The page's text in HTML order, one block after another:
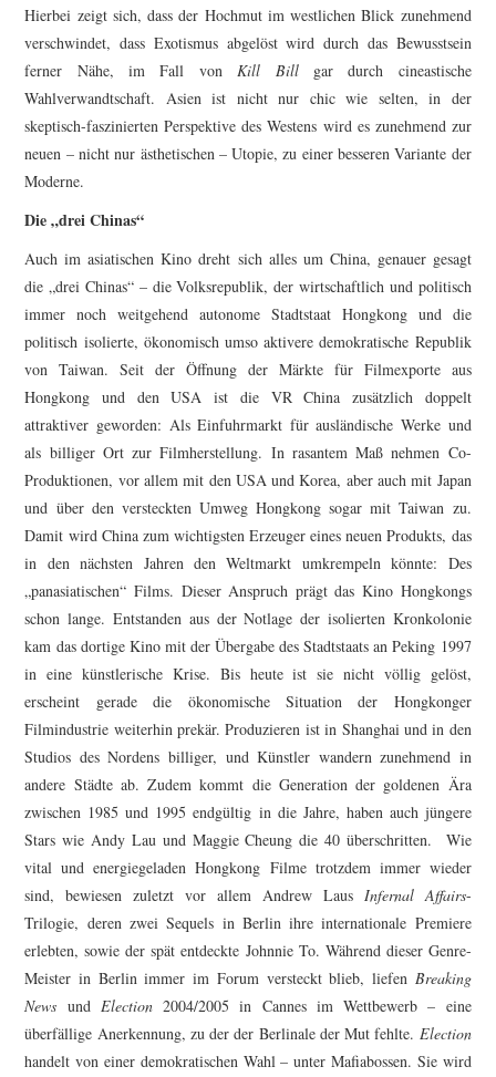
Hierbei zeigt sich, dass der Hochmut im westlichen Blick zunehmend
verschwindet, dass Exotismus abgelöst wird durch das Bewusstsein
ferner Nähe, im Fall vonKill Billgar durch cineastische
Wahlverwandtschaft. Asien ist nicht nur chic wie selten, in der
skeptisch-faszinierten Perspektive des Westens wird es zunehmend zur
neuen – nicht nur ästhetischen – Utopie, zu einer besseren Variante der
Moderne.
Die „drei Chinas“
Auch im asiatischen Kino dreht sich alles um China, genauer gesagt
die „drei Chinas“ – die Volksrepublik, der wirtschaftlich und politisch
immer noch weitgehend autonome Stadtstaat Hongkong und die
politisch isolierte, ökonomisch umso aktivere demokratische Republik
von Taiwan. Seit der Öffnung der Märkte für Filmexporte aus
Hongkong und den USA ist die VR China zusätzlich doppelt
attraktiver geworden: Als Einfuhrmarkt für ausländische Werke und
als billiger Ort zur Filmherstellung. In rasantem Maß nehmen Co-
Produktionen, vor allem mit den USA und Korea, aber auch mit Japan
und über den versteckten Umweg Hongkong sogar mit Taiwan zu.
Damit wird China zum wichtigsten Erzeuger eines neuen Produkts, das
in den nächsten Jahren den Weltmarkt umkrempeln könnte: Des
„panasiatischen“ Films. Dieser Anspruch prägt das Kino Hongkongs
schon lange. Entstanden aus der Notlage der isolierten Kronkolonie
kam das dortige Kino mit der Übergabe des Stadtstaats an Peking 1997
in eine künstlerische Krise. Bis heute ist sie nicht völlig gelöst,
erscheint gerade die ökonomische Situation der Hongkonger
Filmindustrie weiterhin prekär. Produzieren ist in Shanghai und in den
Studios des Nordens billiger, und Künstler wandern zunehmend in
andere Städte ab. Zudem kommt die Generation der goldenen Ära
zwischen 1985 und 1995 endgültig in die Jahre, haben auch jüngere
Stars wie Andy Lau und Maggie Cheung die 40 überschritten. Wie
vital und energiegeladen Hongkong Filme trotzdem immer wieder
sind, bewiesen zuletzt vor allem Andrew Laus Infernal Affairs-
Trilogie, deren zwei Sequels in Berlin ihre internationale Premiere
erlebten, sowie der spät entdeckte Johnnie To. Während dieser Genre-
Meister in Berlin immer im Forum versteckt blieb, liefen Breaking
News und Election2004/2005 in Cannes im Wettbewerb – eine
überfällige Anerkennung, zu der der Berlinale der Mut fehlte. Election
handelt von einer demokratischen Wahl – unter Mafiabossen. Sie wird